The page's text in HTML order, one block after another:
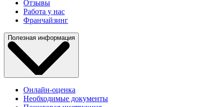
Отзывы
Работа у нас
Франчайзинг
Полезная информация
Онлайн-оценка
Необходимые документы